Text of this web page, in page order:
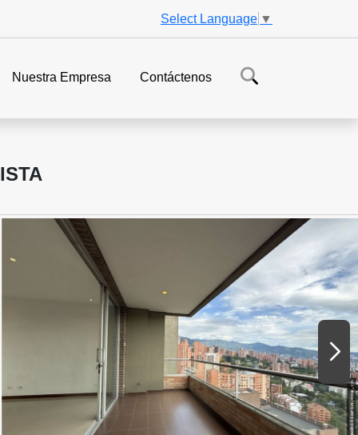
Select Language ▼
Nuestra Empresa Contáctenos